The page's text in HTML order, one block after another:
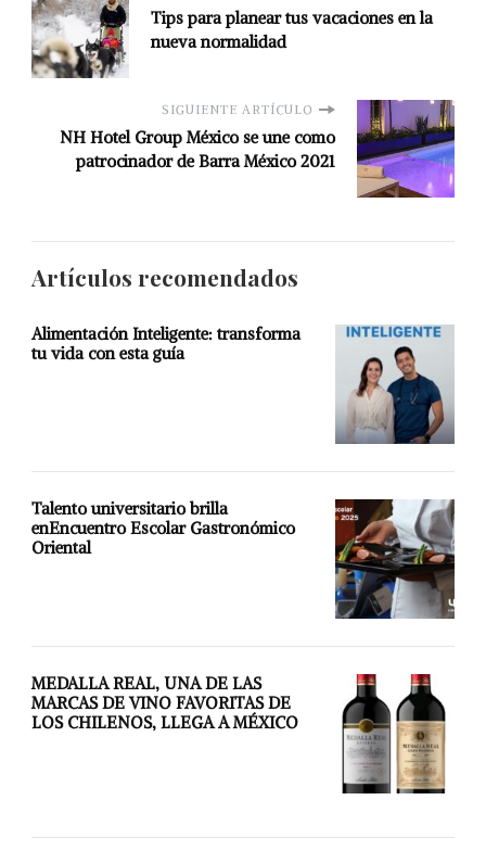
Tips para planear tus vacaciones en la
nueva normalidad
SIGUIENTE ARTÍCULO
NH Hotel Group México se une como
patrocinador de Barra México 2021
Artículos recomendados
Alimentación Inteligente: transforma
tu vida con esta guía
Talento universitario brilla
enEncuentro Escolar Gastronómico
Oriental
MEDALLA REAL, UNA DE LAS
MARCAS DE VINO FAVORITAS DE
LOS CHILENOS, LLEGA A MÉXICO